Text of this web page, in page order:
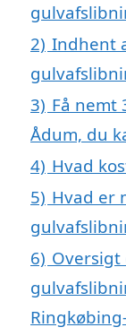
2) Indhent
3) Få nemt
Ådum, du
4) Hvad
5) Hvad er
6) Oversigt